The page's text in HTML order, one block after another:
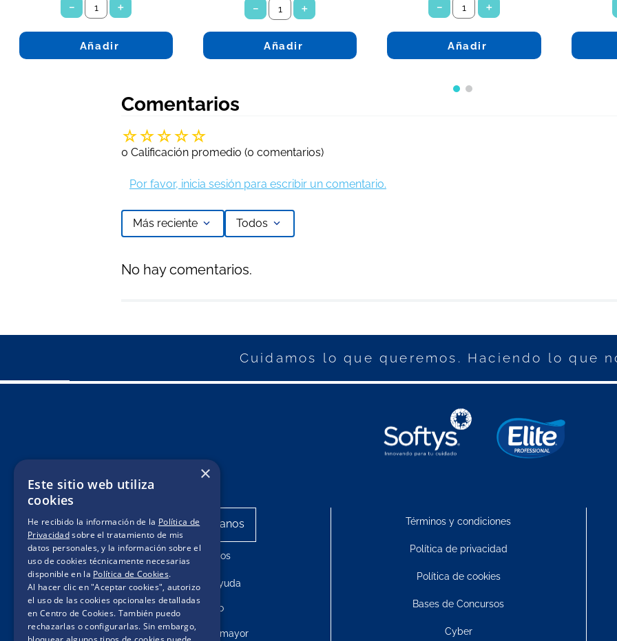
＋
－
Añadir
＋
－
Añadir
＋
－
Añadir
Comentarios
☆☆☆☆☆
0 Calificación promedio (0 comentarios)
Por favor, inicia sesión para escribir un comentario.
Más reciente Todos
No hay comentarios.
Cuidamos lo que queremos. Haciendo lo que
Mis pedidos
Centro de ayuda
Contacto
Compras por mayor
Términos y condiciones
Política de privacidad
Política de cookies
Bases de Concursos
Cyber
×
Este sitio web utiliza
cookies
He recibido la información de la Política de
Privacidadsobre el tratamiento de mis
datos personales, y la información sobre el
uso de cookies técnicamente necesarias
disponible en la Política de Cookies.
Al hacer clic en "Aceptar cookies", autorizo
el uso de las cookies opcionales detalladas
en Centro de Cookies. También puedo
rechazarlas o configurarlas. Sin embargo,